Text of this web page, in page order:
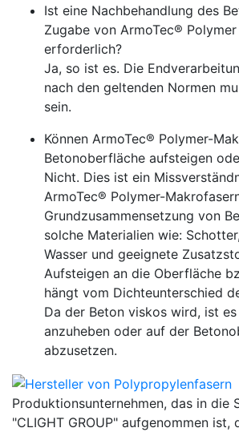
Ist eine Nachbehandlung des
Zugabe von ArmoTec®
erforderlich?
Ja, so ist es. Die
nach den geltenden Normen
sein.
Können ArmoTec® Polymer-
Betonoberfläche aufsteigen
Nicht. Dies ist ein
ArmoTec® Polymer-
Grundzusammensetzung von
solche Materialien wie:
Wasser und geeignete
Aufsteigen an die Oberfläche
hängt vom Dichteunterschied
Da der Beton viskos wird, ist
anzuheben oder auf der
abzusetzen.
Produktionsunternehmen, das in die
"CLIGHT GROUP" aufgenommen ist,